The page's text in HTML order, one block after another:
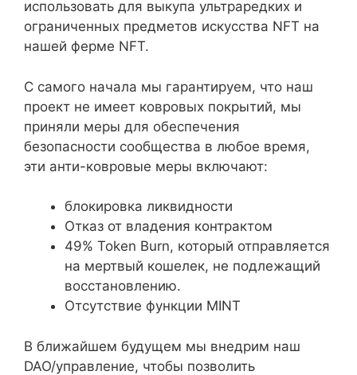
использовать для выкупа ультраредких и
ограниченных предметов искусства NFT на
нашей ферме NFT.
С самого начала мы гарантируем, что наш
проект не имеет ковровых покрытий, мы
приняли меры для обеспечения
безопасности сообщества в любое время,
эти анти-ковровые меры включают:
блокировка ликвидности
Отказ от владения контрактом
49% Token Burn, который отправляется
на мертвый кошелек, не подлежащий
восстановлению.
Отсутствие функции MINT
В ближайшем будущем мы внедрим наш
DAO/управление, чтобы позволить